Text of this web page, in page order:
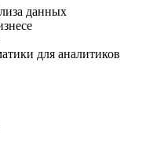
данных
для аналитиков